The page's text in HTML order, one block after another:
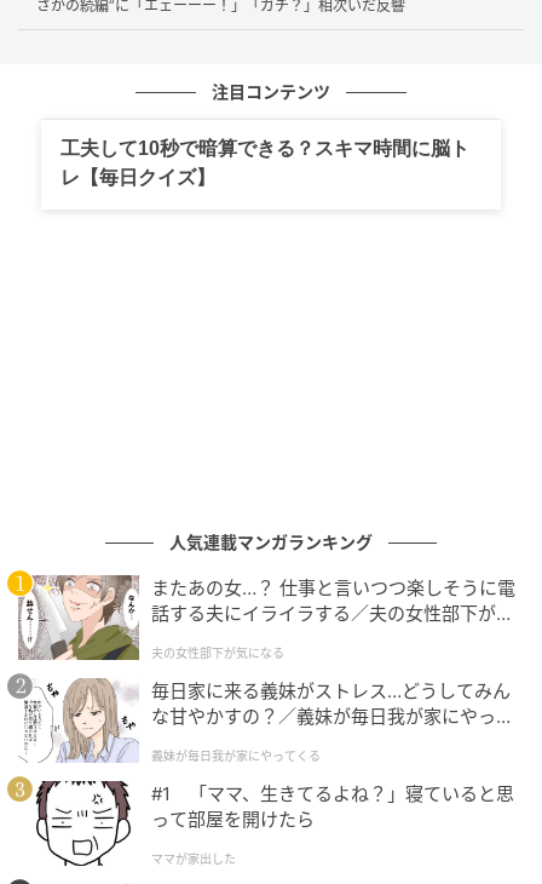
道夫（平岡祐太）や、元教師の指導主事・三浦圭吾
者たちと向き合うことに。
現場で次々と遭遇する非常識な保護者――いわゆる
「モンスターペアレント」に、敏腕弁護士の樹季も最
本作最大の見どころは、現実に起こり得る生々しい事
例を題材にしながら、当事者たちの葛藤を多角的に描
き出している点にあります。とりわけ衝撃的なのが、
第2話「学級閉鎖しろ」で描かれるエピソードです。
発端は、休日の公園で起きたジャングルジムからの転
落事故でした。息子の正雄（宮城孔明）がケガをした
のは一緒にいた友達のせいであり、学校の安全配慮義
務にも問題がある――そう主張する母親の川本好子
（南野陽子）の怒りは、常識をはるかに超えてエスカ
レートしていきます。
さかの続編”に「エェーーー！」「ガチ？」相次いだ反響
注目コンテンツ
工夫して10秒で暗算できる？スキマ時間に脳ト
レ【毎日クイズ】
人気連載マンガランキング
またあの女…？ 仕事と言いつつ楽しそうに電
話する夫にイライラする／夫の女性部下が気
夫の女性部下が気になる
毎日家に来る義妹がストレス…どうしてみん
な甘やかすの？／義妹が毎日我が家にやって
が】
義妹が毎日我が家にやってくる
#1 「ママ、生きてるよね？」寝ていると思
って部屋を開けたら
ママが家出した